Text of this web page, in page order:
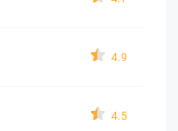
4.9
4.5